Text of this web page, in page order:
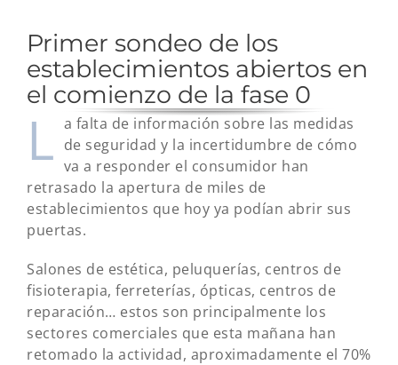
Primer sondeo de los
establecimientos abiertos en
el comienzo de la fase 0
L a falta de información sobre las medidas
de seguridad y la incertidumbre de cómo
va a responder el consumidor han
retrasado la apertura de miles de
establecimientos que hoy ya podían abrir sus
puertas.
Salones de estética, peluquerías, centros de
fisioterapia, ferreterías, ópticas, centros de
reparación… estos son principalmente los
sectores comerciales que esta mañana han
retomado la actividad, aproximadamente el 70%